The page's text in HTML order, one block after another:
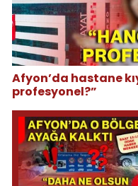
Afyon’da hastane
profesyonel?”